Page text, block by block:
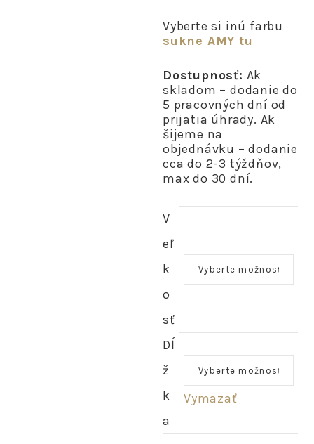
Vyberte si inú farbu
sukne AMY tu
Dostupnosť: Ak
skladom – dodanie do
5 pracovných dní od
prijatia úhrady. Ak
šijeme na
objednávku – dodanie
cca do 2-3 týždňov,
max do 30 dní.
V
eľ
k
o
sť
Dĺ
ž
k
a
Vymazať